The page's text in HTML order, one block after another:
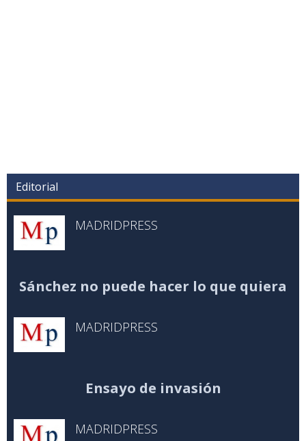
Editorial
MADRIDPRESS
Sánchez no puede hacer lo que quiera
MADRIDPRESS
Ensayo de invasión
MADRIDPRESS